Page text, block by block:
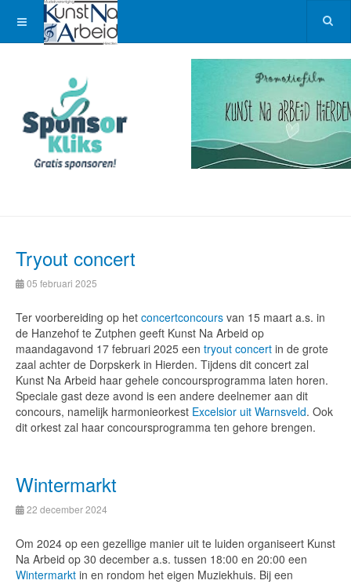
Tryout concert
05 februari 2025
Ter voorbereiding op het concertconcours van 15 maart a.s. in
de Hanzehof te Zutphen geeft Kunst Na Arbeid op
maandagavond 17 februari 2025 een tryout concert in de grote
zaal achter de Dorpskerk in Hierden. Tijdens dit concert zal
Kunst Na Arbeid haar gehele concoursprogramma laten horen.
Speciale gast deze avond is een andere deelnemer aan dit
concours, namelijk harmonieorkest Excelsior uit Warnsveld. Ook
dit orkest zal haar concoursprogramma ten gehore brengen.
Wintermarkt
22 december 2024
Om 2024 op een gezellige manier uit te luiden organiseert Kunst
Na Arbeid op 30 december a.s. tussen 18:00 en 20:00 een
Wintermarkt in en rondom het eigen Muziekhuis. Bij een